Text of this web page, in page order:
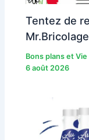
Tentez de
Bons plans et
6 août 2026